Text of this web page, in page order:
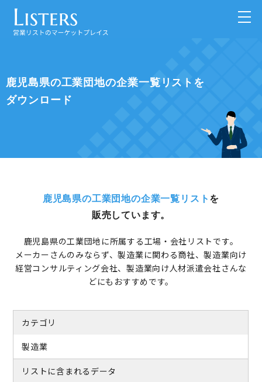
鹿児島県の工業団地の企業一覧リストを
ダウンロード
鹿児島県の工業団地の企業一覧リスト を
販売しています。
鹿児島県の工業団地に所属する工場・会社リストです。
メーカーさんのみならず、製造業に関わる商社、製造業向け
経営コンサルティング会社、製造業向け人材派遣会社さんな
どにもおすすめです。
カテゴリ
製造業
リストに含まれるデータ